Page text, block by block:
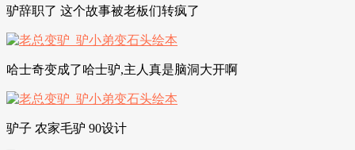
驴辞职了 这个故事被老板们转疯了
哈士奇变成了哈士驴,主人真是脑洞大开啊
驴子 农家毛驴 90设计